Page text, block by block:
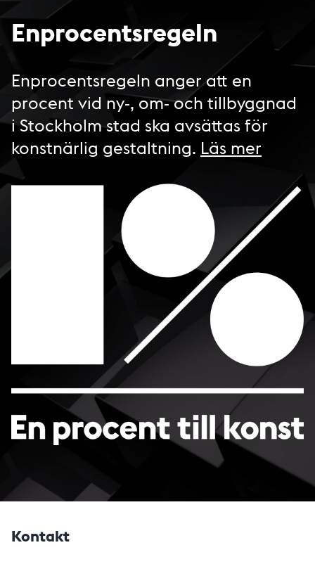
Enprocentsregeln
Enprocentsregeln anger att en
procent vid ny-, om- och tillbyggnad
i Stockholm stad ska avsättas för
konstnärlig gestaltning. Läs mer
Kontakt